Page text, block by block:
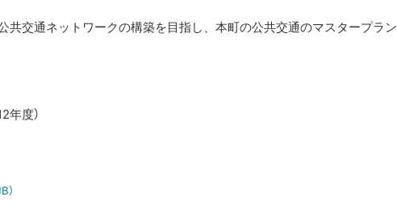
交通ネットワークの構築を目指し、本町の公共交通のマスタープラン
年度）
）